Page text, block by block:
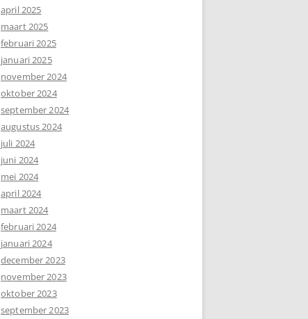
april 2025
maart 2025
februari 2025
januari 2025
november 2024
oktober 2024
september 2024
augustus 2024
juli 2024
juni 2024
mei 2024
april 2024
maart 2024
februari 2024
januari 2024
december 2023
november 2023
oktober 2023
september 2023